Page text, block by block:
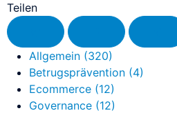
NovalPay
Online/In-Store/Mobile POS-
Nahtloser Checkout
Nahtlose Zahlungsseiten
Teilen
Allgemein (320)
Betrugsprävention (4)
Ecommerce (12)
Governance (12)